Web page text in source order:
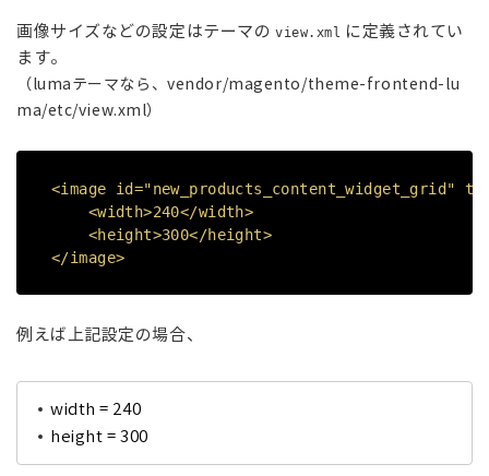
画像サイズなどの設定はテーマの view.xml に定義されてい
ます。
（lumaテーマなら、vendor/magento/theme-frontend-lu
ma/etc/view.xml）
<image id="new_products_content_widget_grid"
<width>240</width>
<height>300</height>
</image>
例えば上記設定の場合、
width = 240
height = 300